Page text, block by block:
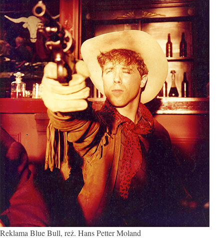
Reklama Blue Bull, reż. Hans Petter Moland